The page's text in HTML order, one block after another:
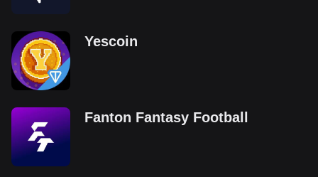
Yescoin
Fanton Fantasy Football